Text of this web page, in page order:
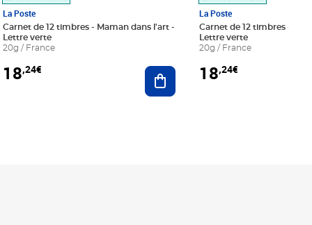
au panier
La Poste
Carnet de 12 timbres - Maman dans l'art -
Lettre verte
20g / France
18,24€ Ajouter au panier
La Poste
Carnet de 12 timbres - Le
Lettre verte
20g / France
18,24€